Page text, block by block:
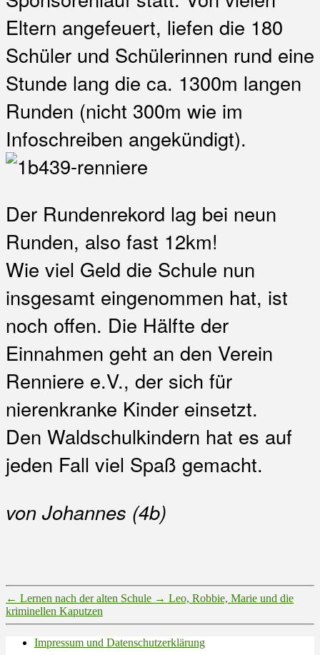
Eltern angefeuert, liefen die 180
Schüler und Schülerinnen rund eine
Stunde lang die ca. 1300m langen
Runden (nicht 300m wie im
Infoschreiben angekündigt).
Der Rundenrekord lag bei neun
Runden, also fast 12km!
Wie viel Geld die Schule nun
insgesamt eingenommen hat, ist
noch offen. Die Hälfte der
Einnahmen geht an den Verein
Renniere e.V., der sich für
nierenkranke Kinder einsetzt.
Den Waldschulkindern hat es auf
jeden Fall viel Spaß gemacht.
von Johannes (4b)
← Lernen nach der alten Schule → Leo, Robbie, Marie und die
kriminellen Kaputzen
Impressum und Datenschutzerklärung